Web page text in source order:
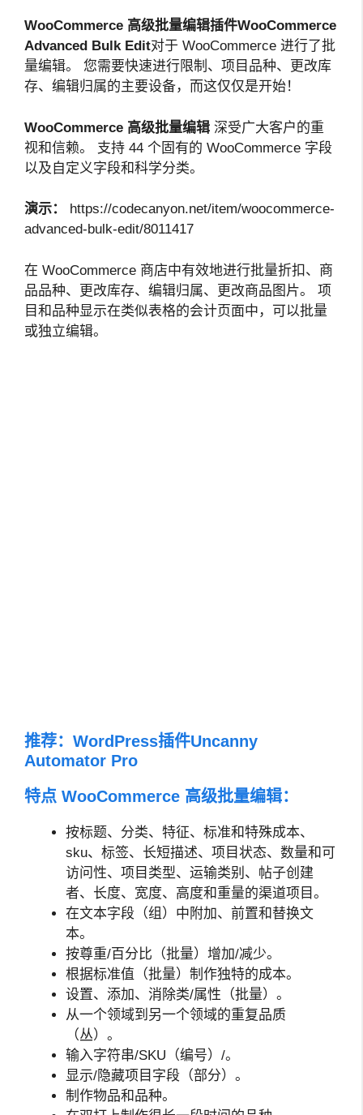
WooCommerce 高级批量编辑插件WooCommerce
Advanced Bulk Edit对于 WooCommerce 进行了批
量编辑。 您需要快速进行限制、项目品种、更改库
存、编辑归属的主要设备，而这仅仅是开始！
WooCommerce 高级批量编辑 深受广大客户的重
视和信赖。 支持 44 个固有的 WooCommerce 字段
以及自定义字段和科学分类。
演示：
https://codecanyon.net/item/woocommerce-
advanced-bulk-edit/8011417
在 WooCommerce 商店中有效地进行批量折扣、商
品品种、更改库存、编辑归属、更改商品图片。 项
目和品种显示在类似表格的会计页面中，可以批量
或独立编辑。
推荐： WordPress插件Uncanny
Automator Pro
特点 WooCommerce 高级批量编辑：
按标题、分类、特征、标准和特殊成本、
sku、标签、长短描述、项目状态、数量和可
访问性、项目类型、运输类别、帖子创建
者、长度、宽度、高度和重量的渠道项目。
在文本字段（组）中附加、前置和替换文
本。
按尊重/百分比（批量）增加/减少。
根据标准值（批量）制作独特的成本。
设置、添加、消除类/属性（批量）。
从一个领域到另一个领域的重复品质
（丛）。
输入字符串/SKU（编号）/。
显示/隐藏项目字段（部分）。
制作物品和品种。